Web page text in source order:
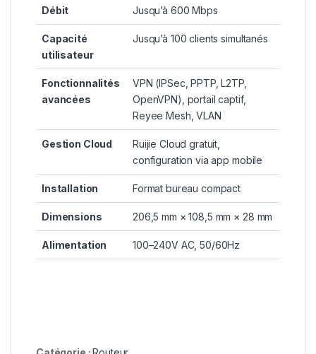
Débit Jusqu’à 600 Mbps
Capacité
utilisateur
Jusqu’à 100 clients simultanés
Fonctionnalités
avancées
VPN (IPSec, PPTP, L2TP,
OpenVPN), portail captif,
Reyee Mesh, VLAN
Gestion Cloud
Ruijie Cloud gratuit,
configuration via app mobile
Installation Format bureau compact
Dimensions 206,5 mm × 108,5 mm × 28 mm
Alimentation 100–240V AC, 50/60Hz